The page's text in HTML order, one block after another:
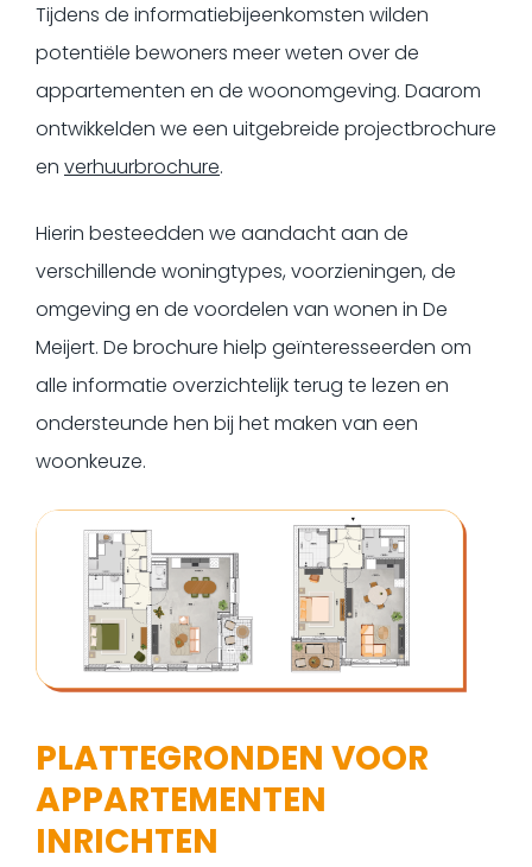
Tijdens de informatiebijeenkomsten wilden
potentiële bewoners meer weten over de
appartementen en de woonomgeving. Daarom
ontwikkelden we een uitgebreide projectbrochure
en verhuurbrochure.
Hierin besteedden we aandacht aan de
verschillende woningtypes, voorzieningen, de
omgeving en de voordelen van wonen in De
Meijert. De brochure hielp geïnteresseerden om
alle informatie overzichtelijk terug te lezen en
ondersteunde hen bij het maken van een
woonkeuze.
PLATTEGRONDEN VOOR
APPARTEMENTEN
INRICHTEN